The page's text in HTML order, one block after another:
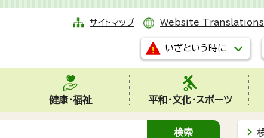
サイトマップ Website Translations
いざという時に
健康・福祉 平和・文化・スポーツ